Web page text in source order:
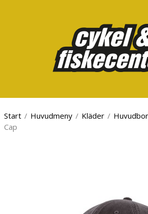
Start / Huvudmeny / Kläder /
Cap